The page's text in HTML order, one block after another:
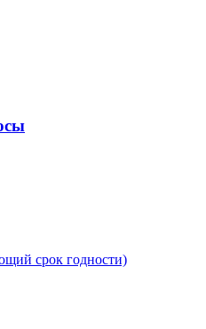
срок годности)